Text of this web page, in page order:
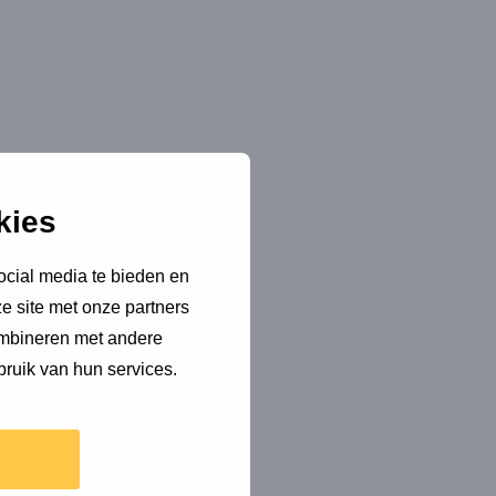
media te bieden en
site met onze partners
met andere
van hun services.